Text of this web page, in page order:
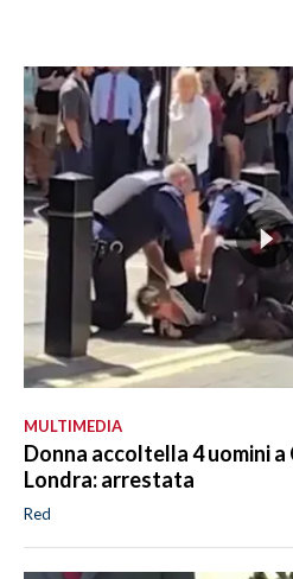
MULTIMEDIA
Donna accoltella 4 uomini
Londra: arrestata
Red